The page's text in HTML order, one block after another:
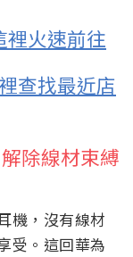
裡火速前往
查找最近店
除線材束縛
機，沒有線材
受。這回華為